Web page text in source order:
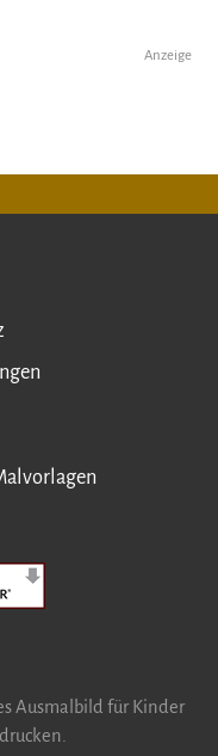
Anzeige
Ausmalbild für Kinder